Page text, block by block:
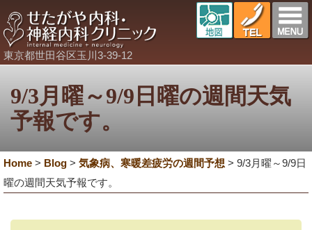
東京都世田谷区玉川3-39-12
9/3月曜～9/9日曜の週間天気
予報です。
Home > Blog > 気象病、寒暖差疲労の週間予想 > 9/3月曜～9/9日
曜の週間天気予報です。